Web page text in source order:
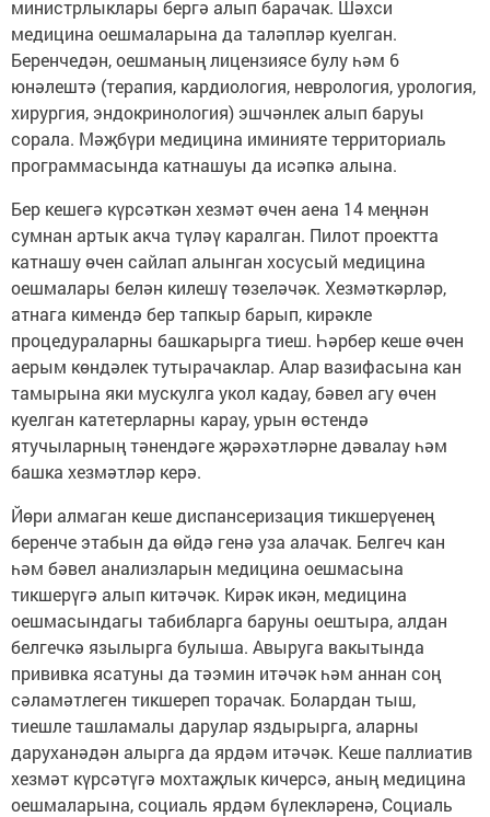
министрлыклары бергә алып барачак. Шәхси
медицина оешмаларына да таләпләр куелган.
Беренчедән, оешманың лицензиясе булу һәм 6
юнәлештә (терапия, кардиология, неврология, урология,
хирургия, эндокринология) эшчәнлек алып баруы
сорала. Мәҗбүри медицина иминияте территориаль
программасында катнашуы да исәпкә алына.
Бер кешегә күрсәткән хезмәт өчен аена 14 меңнән
сумнан артык акча түләү каралган. Пилот проектта
катнашу өчен сайлап алынган хосусый медицина
оешмалары белән килешү төзеләчәк. Хезмәткәрләр,
атнага кимендә бер тапкыр барып, кирәкле
процедураларны башкарырга тиеш. Һәрбер кеше өчен
аерым көндәлек тутырачаклар. Алар вазифасына кан
тамырына яки мускулга укол кадау, бәвел агу өчен
куелган катетерларны карау, урын өстендә
ятучыларның тәнендәге җәрәхәтләрне дәвалау һәм
башка хезмәтләр керә.
Йөри алмаган кеше диспансеризация тикшерүенең
беренче этабын да өйдә генә уза алачак. Белгеч кан
һәм бәвел анализларын медицина оешмасына
тикшерүгә алып китәчәк. Кирәк икән, медицина
оешмасындагы табибларга баруны оештыра, алдан
белгечкә язылырга булыша. Авыруга вакытында
прививка ясатуны да тәэмин итәчәк һәм аннан соң
сәламәтлеген тикшереп торачак. Болардан тыш,
тиешле ташламалы дарулар яздырырга, аларны
даруханәдән алырга да ярдәм итәчәк. Кеше паллиатив
хезмәт күрсәтүгә мохтаҗлык кичерсә, аның медицина
оешмаларына, социаль ярдәм бүлекләренә, Социаль